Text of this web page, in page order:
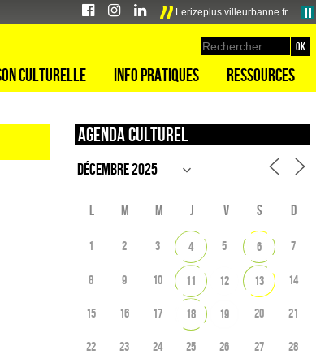
Lerizeplus.villeurbanne.fr
culturelle Info pratiques Ressources
Agenda culturel
L M M J V S D
1 2 3 4 5 6 7
8 9 10 11 12 13 14
15 16 17 18 19 20 21
22 23 24 25 26 27 28